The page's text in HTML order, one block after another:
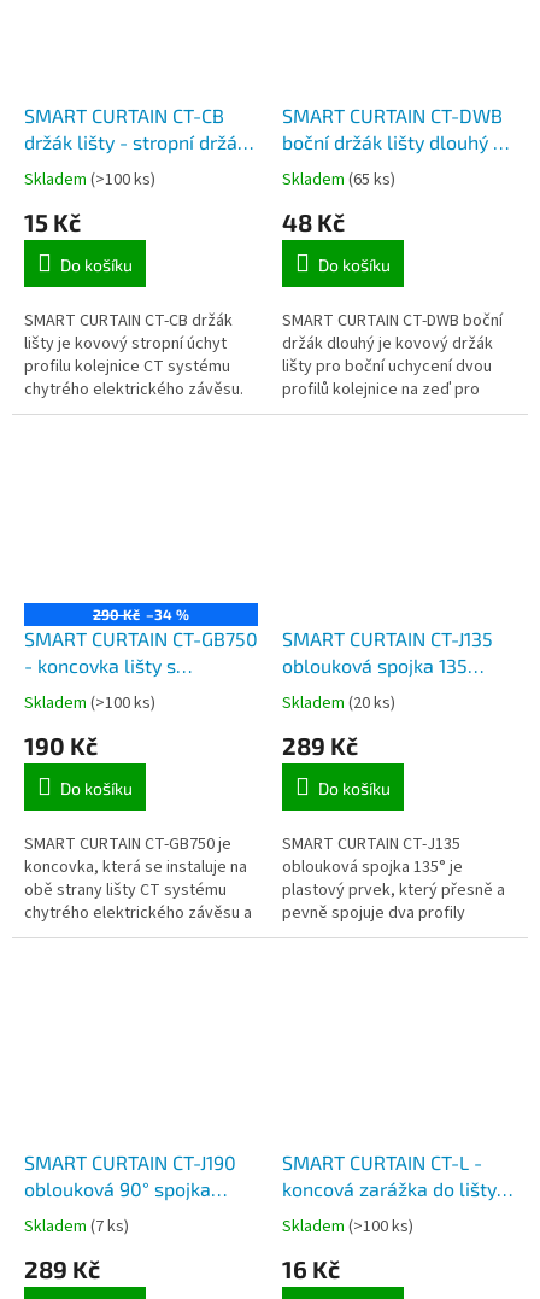
SMART CURTAIN CT-CB
držák lišty - stropní držák
kolejnice pro závěsový
Skladem (>100 ks)
15 Kč
Do košíku
SMART CURTAIN CT-CB držák
lišty je kovový stropní úchyt
profilu kolejnice CT systému
chytrého elektrického závěsu.
SMART CURTAIN CT-DWB
boční držák lišty dlouhý -
dvouřadový držák
kolejnice pro závěsový
systém
Skladem (65 ks)
48 Kč
Do košíku
SMART CURTAIN CT-DWB boční
držák dlouhý je kovový držák
lišty pro boční uchycení dvou
profilů kolejnice na zeď pro
dvouřadový CT systém
290 Kč –34 %
SMART CURTAIN CT-GB750
- koncovka lišty s
převodovým ozubeným
kolem pro klínový řemen
Skladem (>100 ks)
190 Kč
Do košíku
SMART CURTAIN CT-GB750 je
koncovka, která se instaluje na
obě strany lišty CT systému
chytrého elektrického závěsu a
z jedné strany se na ni instaluje
SMART CURTAIN CT-J135
oblouková spojka 135
profilu pro chytrý
závěsový systém
Skladem (20 ks)
289 Kč
Do košíku
SMART CURTAIN CT-J135
oblouková spojka 135° je
plastový prvek, který přesně a
pevně spojuje dva profily
kolejnice CT systému chytrého
SMART CURTAIN CT-J190
oblouková 90° spojka
profilu pro chytrý
závěsový systém
Skladem (7 ks)
289 Kč
SMART CURTAIN CT-L -
koncová zarážka do lišty
pro koncovku pro
závěsový systém
Skladem (>100 ks)
16 Kč